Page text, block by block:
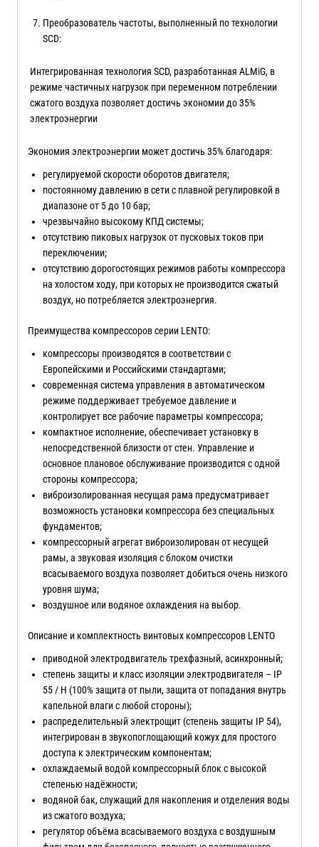
Преобразователь частоты, выполненный по технологии
SCD:
Интегрированная технология SCD, разработанная ALMiG, в
режиме частичных нагрузок при переменном потреблении
сжатого воздуха позволяет достичь экономии до 35%
электроэнергии
Экономия электроэнергии может достичь 35% благодаря:
регулируемой скорости оборотов двигателя;
постоянному давлению в сети с плавной регулировкой в
диапазоне от 5 до 10 бар;
чрезвычайно высокому КПД системы;
отсутствию пиковых нагрузок от пусковых токов при
переключении;
отсутствию дорогостоящих режимов работы компрессора
на холостом ходу, при которых не производится сжатый
воздух, но потребляется электроэнергия.
Преимущества компрессоров серии LENTO:
компрессоры производятся в соответствии с
Европейскими и Российскими стандартами;
современная система управления в автоматическом
режиме поддерживает требуемое давление и
контролирует все рабочие параметры компрессора;
компактное исполнение, обеспечивает установку в
непосредственной близости от стен. Управление и
основное плановое обслуживание производится с одной
стороны компрессора;
виброизолированная несущая рама предусматривает
возможность установки компрессора без специальных
фундаментов;
компрессорный агрегат виброизолирован от несущей
рамы, а звуковая изоляция с блоком очистки
всасываемого воздуха позволяет добиться очень низкого
уровня шума;
воздушное или водяное охлаждения на выбор.
Описание и комплектность винтовых компрессоров LENTO
приводной электродвигатель трехфазный, асинхронный;
степень защиты и класс изоляции электродвигателя – IP
55 / H (100% защита от пыли, защита от попадания внутрь
капельной влаги с любой стороны);
распределительный электрощит (степень защиты IP 54),
интегрирован в звукопоглощающий кожух для простого
доступа к электрическим компонентам;
охлаждаемый водой компрессорный блок с высокой
степенью надёжности;
водяной бак, служащий для накопления и отделения воды
из сжатого воздуха;
регулятор объёма всасываемого воздуха с воздушным